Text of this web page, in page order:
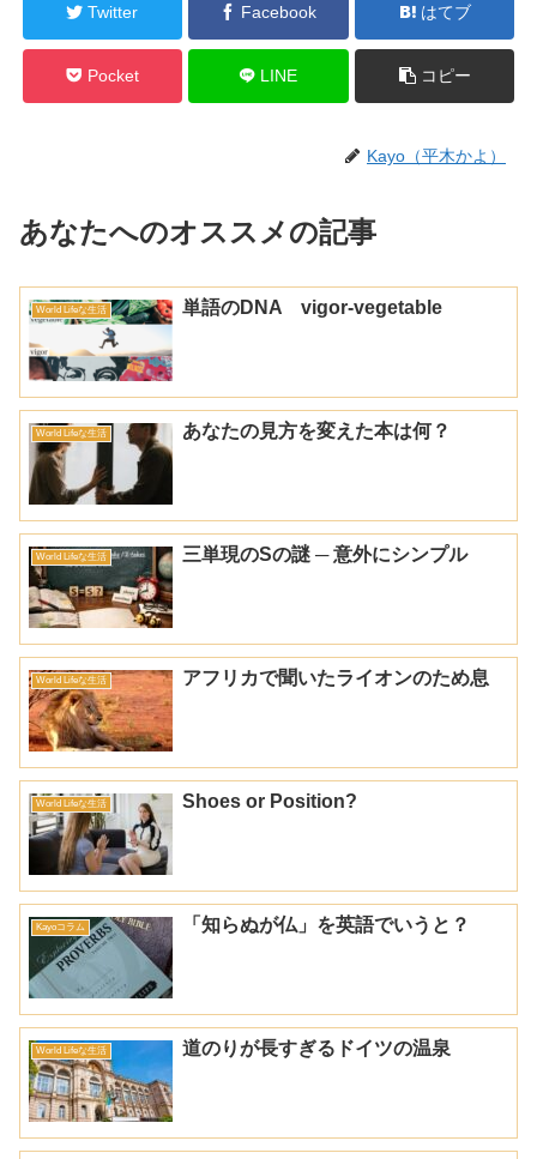
Twitter Facebook はてブ
Pocket LINE コピー
Kayo（平木かよ）
あなたへのオススメの記事
World Lifeな生活 単語のDNA vigor-vegetable
World Lifeな生活 あなたの見方を変えた本は何？
World Lifeな生活 三単現のSの謎 ─ 意外にシンプル
World Lifeな生活 アフリカで聞いたライオンのため息
World Lifeな生活 Shoes or Position?
Kayoコラム 「知らぬが仏」を英語でいうと？
World Lifeな生活 道のりが長すぎるドイツの温泉